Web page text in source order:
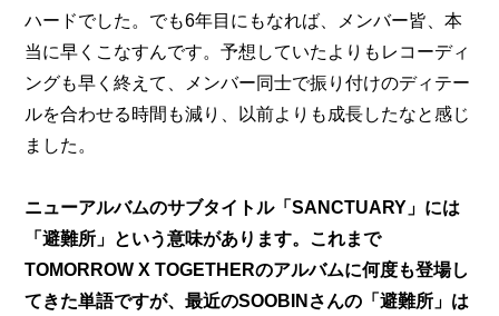
ハードでした。でも6年目にもなれば、メンバー皆、本
当に早くこなすんです。予想していたよりもレコーディ
ングも早く終えて、メンバー同士で振り付けのディテー
ルを合わせる時間も減り、以前よりも成長したなと感じ
ました。
ニューアルバムのサブタイトル「SANCTUARY」には
「避難所」という意味があります。これまで
TOMORROW X TOGETHERのアルバムに何度も登場し
てきた単語ですが、最近のSOOBINさんの「避難所」は